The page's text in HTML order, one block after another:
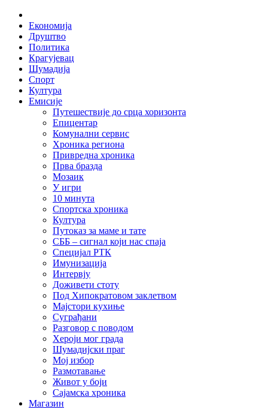
Skip
content
Економија
Друштво
Политика
Крагујевац
Шумадија
Спорт
Култура
Емисије
Путешествије до срца хоризонта
Епицентар
Комунални сервис
Хроника региона
Привредна хроника
Прва бразда
Мозаик
У игри
10 минута
Спортска хроника
Култура
Путоказ за маме и тате
СББ – сигнал који нас спаја
Специјал РТК
Имунизација
Интервју
Доживети стоту
Под Хипократовом заклетвом
Мајстори кухиње
Суграђани
Разговор с поводом
Хероји мог града
Шумадијски праг
Мој избор
Размотавање
Живот у боји
Сајамска хроника
Магазин